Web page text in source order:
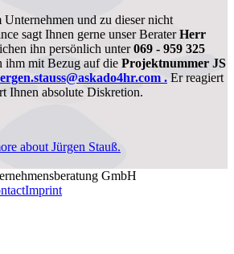
und zu dieser nicht
sagt Ihnen gerne unser BeraterHerr
ihn persönlich unter069 - 959 325
ihm mit Bezug auf die Projektnummer JS
. Er reagiert
Ihnen absolute Diskretion.
about Jürgen Stauß.
GmbH
Imprint